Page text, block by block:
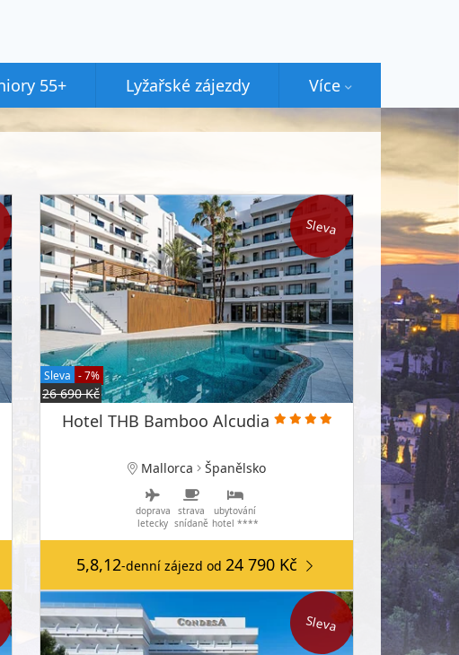
55+ Lyžařské zájezdy Více
Sleva
Sleva - 7%
26 690 Kč
Hotel THB Bamboo Alcudia
Mallorca Španělsko
doprava
letecky
strava
snídaně
ubytování
hotel ****
5,8,12-denní zájezd od24 790 Kč
Sleva